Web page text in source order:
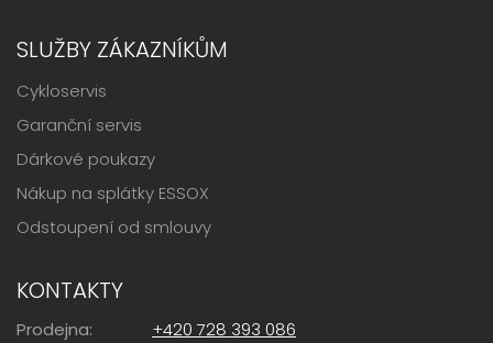
SLUŽBY ZÁKAZNÍKŮM
Cykloservis
Garanční servis
Dárkové poukazy
Nákup na splátky ESSOX
Odstoupení od smlouvy
KONTAKTY
Prodejna: +420 728 393 086